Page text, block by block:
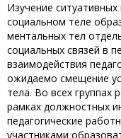
Изучение
социальном теле
ментальных тел
социальных связей в
взаимодействия
ожидаемо смещение
тела. Во всех
рамках должностных
педагогические
участниками